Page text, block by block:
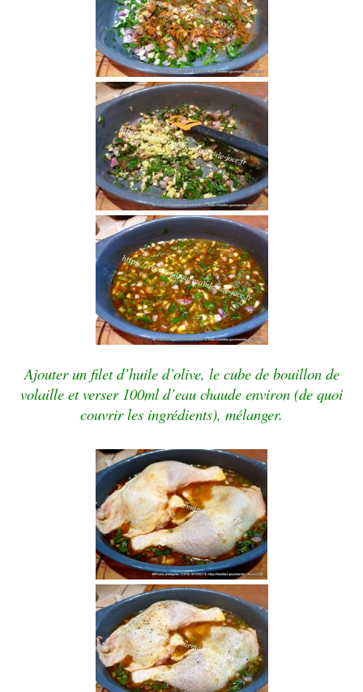
Ajouter un filet d’huile d’olive, le cube de bouillon de
volaille et verser 100ml d’eau chaude environ (de quoi
couvrir les ingrédients), mélanger.